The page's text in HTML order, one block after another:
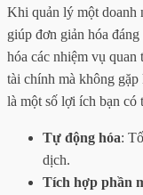
Khi quản lý một doanh
giúp đơn giản hóa
hóa các nhiệm vụ quan
tài chính mà không
là một số lợi ích bạn có
Tự động hóa:
dịch.
Tích hợp phần